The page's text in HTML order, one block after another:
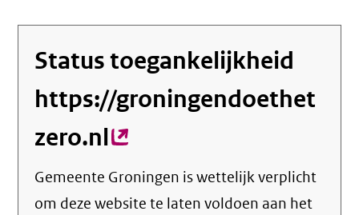
Status toegankelijkheid
https://groningendoethet
zero.nl(externe
link)
Gemeente Groningen is wettelijk verplicht
om deze website te laten voldoen aan het